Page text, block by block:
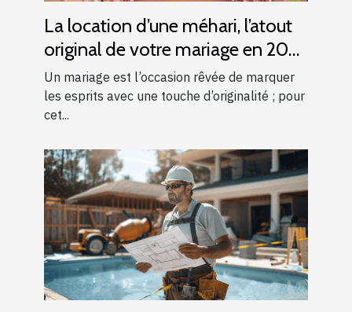
La location d’une méhari, l’atout
original de votre mariage en 2025
!Un mariage est l’occasion rêvée de marquer
les esprits avec une touche d’originalité ; pour
cet...